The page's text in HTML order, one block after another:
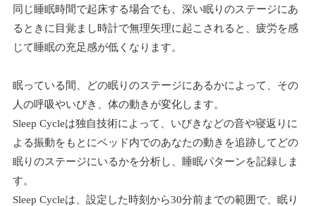
同じ睡眠時間で起床する場合でも、深い眠りのステージにあ
るときに目覚まし時計で無理矢理に起こされると、疲労を感
じて睡眠の充足感が低くなります。
眠っている間、どの眠りのステージにあるかによって、その
人の呼吸やいびき、体の動きが変化します。
Sleep Cycleは独自技術によって、いびきなどの音や寝返りに
よる振動をもとにベッド内でのあなたの動きを追跡してどの
眠りのステージにいるかを分析し、睡眠パターンを記録しま
す。
Sleep Cycleは、設定した時刻から30分前までの範囲で、眠り